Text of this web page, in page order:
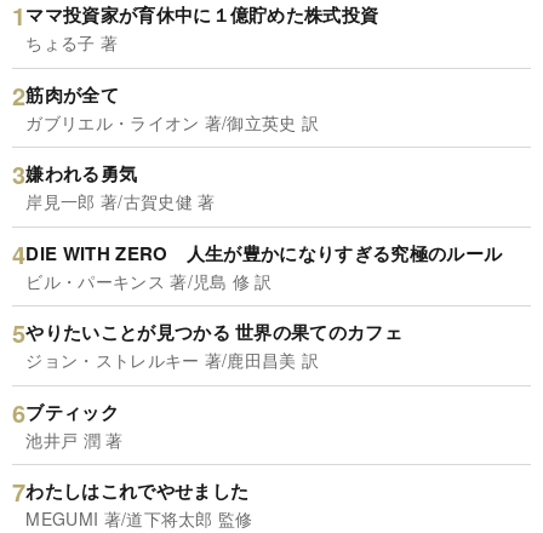
ママ投資家が育休中に１億貯めた株式投資
ちょる子 著
筋肉が全て
ガブリエル・ライオン 著/御立英史 訳
嫌われる勇気
岸見一郎 著/古賀史健 著
DIE WITH ZERO 人生が豊かになりすぎる究極のルール
ビル・パーキンス 著/児島 修 訳
やりたいことが見つかる 世界の果てのカフェ
ジョン・ストレルキー 著/鹿田昌美 訳
ブティック
池井戸 潤 著
わたしはこれでやせました
MEGUMI 著/道下将太郎 監修